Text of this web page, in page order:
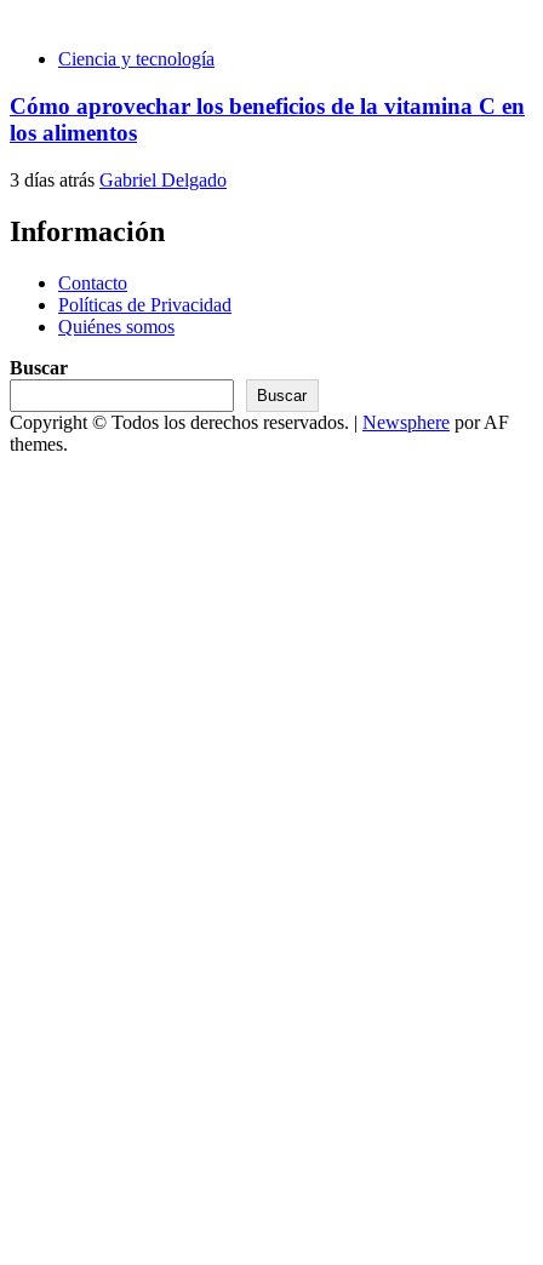
Ciencia y tecnología
Cómo aprovechar los beneficios de la vitamina C en
los alimentos
3 días atrás Gabriel Delgado
Información
Contacto
Políticas de Privacidad
Quiénes somos
Buscar
Buscar
Copyright © Todos los derechos reservados. | Newsphere por AF
themes.